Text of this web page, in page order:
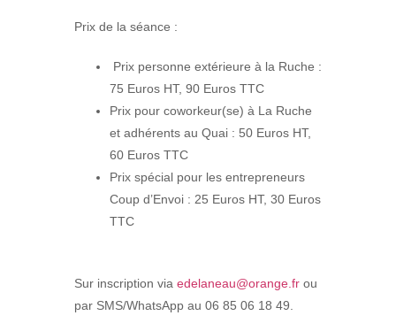
Prix de la séance :
Prix personne extérieure à la Ruche :
75 Euros HT, 90 Euros TTC
Prix pour coworkeur(se) à La Ruche
et adhérents au Quai : 50 Euros HT,
60 Euros TTC
Prix spécial pour les entrepreneurs
Coup d’Envoi : 25 Euros HT, 30 Euros
TTC
Sur inscription via edelaneau@orange.fr ou
par SMS/WhatsApp au 06 85 06 18 49.